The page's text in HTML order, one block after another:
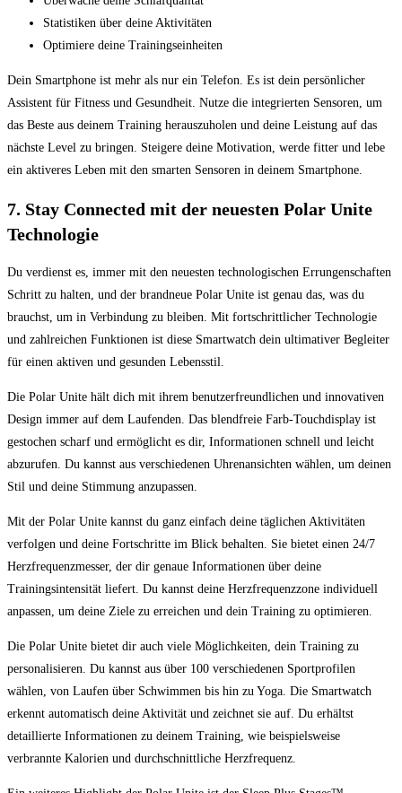
Statistiken über deine Aktivitäten
Optimiere deine Trainingseinheiten
Dein ⁤Smartphone ist mehr als nur ein Telefon. Es ist ‍dein persönlicher​
Assistent für Fitness und Gesundheit. ‌Nutze die integrierten Sensoren, um
das Beste aus deinem Training herauszuholen und deine Leistung auf das
nächste Level zu bringen. Steigere deine Motivation, werde fitter⁤ und lebe
ein aktiveres Leben mit den smarten‍ Sensoren in deinem Smartphone.
7. ‍Stay Connected mit der neuesten Polar Unite
Technologie
Du verdienst es, immer mit den neuesten technologischen Errungenschaften
Schritt zu halten, und der brandneue Polar Unite ist genau das, was du
brauchst, ‍um in Verbindung zu bleiben.⁢ Mit fortschrittlicher Technologie
und zahlreichen Funktionen ist diese ⁤Smartwatch dein ultimativer Begleiter
für einen aktiven und gesunden‌ Lebensstil.
Die ‍Polar ‍Unite hält​ dich mit ihrem benutzerfreundlichen und innovativen
Design immer auf dem Laufenden. Das blendfreie Farb-Touchdisplay ist
gestochen scharf und ermöglicht es dir, Informationen schnell und leicht ​
abzurufen. Du kannst aus verschiedenen Uhrenansichten wählen, um deinen
Stil und‌ deine Stimmung anzupassen.
Mit ‍der Polar Unite kannst du ganz einfach deine täglichen Aktivitäten
verfolgen und deine Fortschritte im Blick behalten. Sie bietet einen‍ 24/7
Herzfrequenzmesser, der dir genaue Informationen über deine
Trainingsintensität liefert. Du kannst deine Herzfrequenzzone individuell
anpassen, um deine ⁢Ziele zu erreichen und dein Training zu optimieren.
Die Polar Unite bietet dir auch viele Möglichkeiten, dein Training zu
personalisieren. Du kannst aus über 100 verschiedenen Sportprofilen
wählen, von Laufen über Schwimmen bis hin zu Yoga.⁢ Die Smartwatch‍
erkennt automatisch deine Aktivität und zeichnet ⁣sie auf. Du ⁤erhältst
detaillierte Informationen ⁣zu deinem Training, ⁢wie beispielsweise
verbrannte Kalorien und durchschnittliche Herzfrequenz.